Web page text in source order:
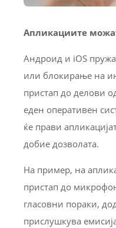
Апликациите
Андроид и iOS
или блокирање на
пристап до делови
еден оперативен
ќе прави
добие дозволата.
На пример, на
пристап до
гласовни пораки,
прислушкува